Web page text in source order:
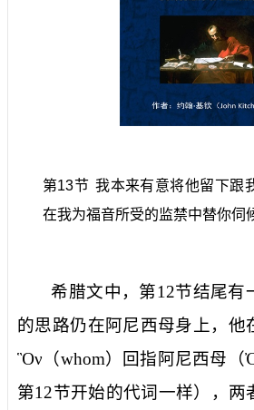
第13节 我本来有意将他留下跟
在我为福音所受的监禁中替你伺
希腊文中，第12节结尾有
的思路仍在阿尼西母身上，他
Ὃν （whom）回指阿尼西母（
第12节开始的代词一样），两